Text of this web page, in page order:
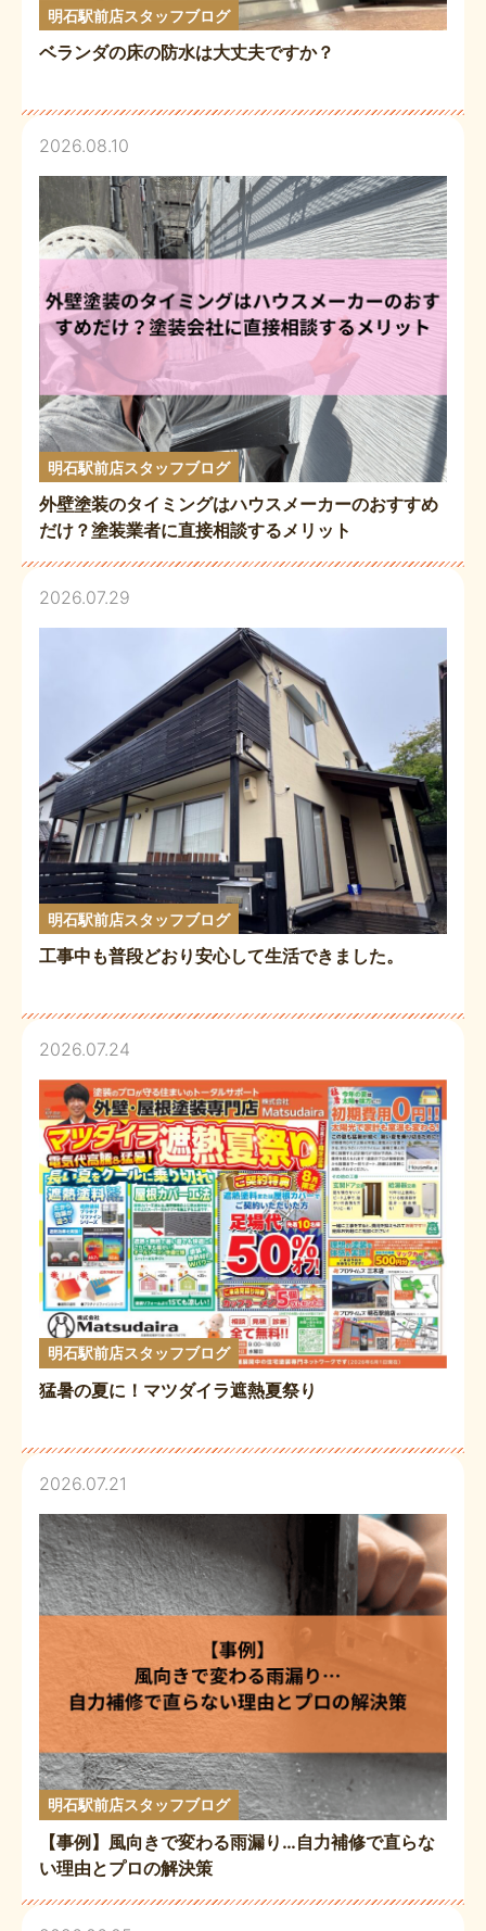
明石駅前店スタッフブログ
ベランダの床の防水は大丈夫ですか？
2026.08.10
明石駅前店スタッフブログ
外壁塗装のタイミングはハウスメーカーのおすすめ
だけ？塗装業者に直接相談するメリット
2026.07.29
明石駅前店スタッフブログ
工事中も普段どおり安心して生活できました。
2026.07.24
明石駅前店スタッフブログ
猛暑の夏に！マツダイラ遮熱夏祭り
2026.07.21
明石駅前店スタッフブログ
【事例】風向きで変わる雨漏り…自力補修で直らな
い理由とプロの解決策